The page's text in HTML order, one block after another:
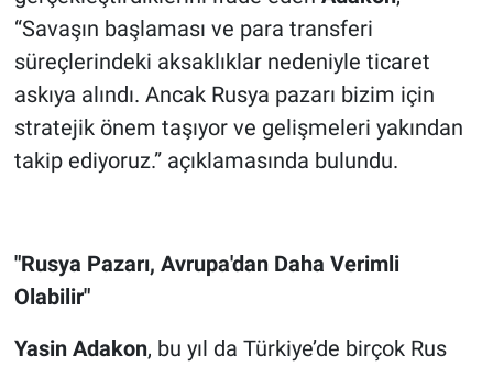
“Savaşın başlaması ve para transferi
süreçlerindeki aksaklıklar nedeniyle ticaret
askıya alındı. Ancak Rusya pazarı bizim için
stratejik önem taşıyor ve gelişmeleri yakından
takip ediyoruz.” açıklamasında bulundu.
"Rusya Pazarı, Avrupa'dan Daha Verimli
Olabilir"
Yasin Adakon, bu yıl da Türkiye’de birçok Rus